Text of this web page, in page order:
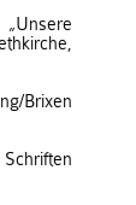
Brixen